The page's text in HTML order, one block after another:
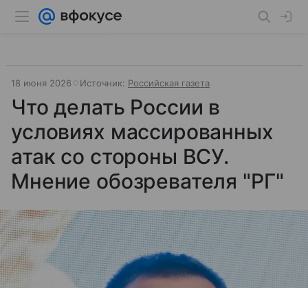
18 июня 2026 Источник: Российская газета
Что делать России в
условиях массированных
атак со стороны ВСУ.
Мнение обозревателя "РГ"